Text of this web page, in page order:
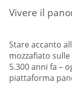
Vivere il
Stare accanto
mozzafiato
5.300 anni fa –
piattaforma